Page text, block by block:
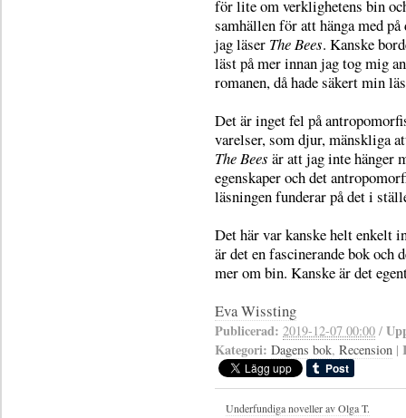
för lite om verklighetens bin
samhällen för att hänga med på
jag läser The Bees. Kanske
läst på mer innan jag tog mig an
romanen, då hade säkert min
Det är inget fel på
varelser, som djur, mänskliga
The Bees är att jag inte hänger
egenskaper och det
läsningen funderar på det i
Det här var kanske helt enkelt
är det en fascinerande bok och
mer om bin. Kanske är det
Eva Wissting
Publicerad: 2019-12-07 00:00 /
Kategori: Dagens bok, Recension |
Underfundiga noveller av Olga T.